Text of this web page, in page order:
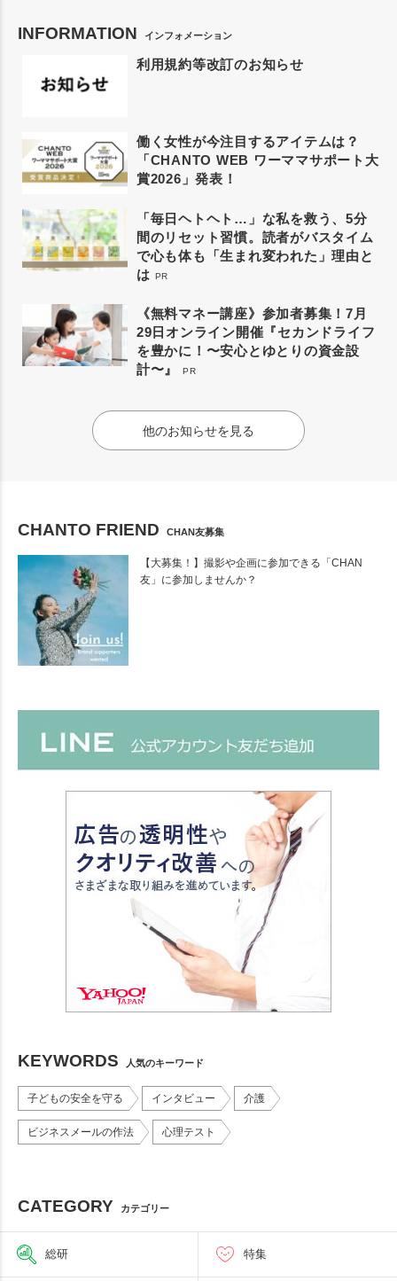
INFORMATION インフォメーション
利用規約等改訂のお知らせ
働く女性が今注目するアイテムは？
「CHANTO WEB ワーママサポート大
賞2026」発表！
「毎日ヘトヘト…」な私を救う、5分
間のリセット習慣。読者がバスタイム
で心も体も「生まれ変われた」理由と
は PR
《無料マネー講座》参加者募集！7月
29日オンライン開催『セカンドライフ
を豊かに！〜安心とゆとりの資金設
計〜』
PR
他のお知らせを見る
CHANTO FRIEND CHAN友募集
【大募集！】撮影や企画に参加できる「CHAN
友」に参加しませんか？
KEYWORDS 人気のキーワード
子どもの安全を守る インタビュー 介護
ビジネスメールの作法 心理テスト
CATEGORY カテゴリー
総研 特集